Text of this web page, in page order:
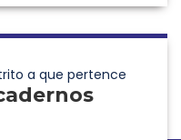
a que pertence